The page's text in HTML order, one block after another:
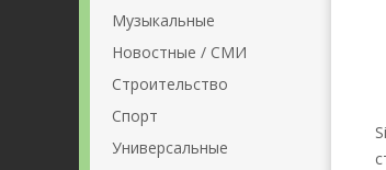
Музыкальные
Новостные / СМИ
Строительство
Спорт
Универсальные